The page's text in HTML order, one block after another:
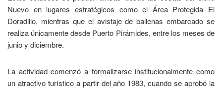
Nuevo en lugares estratégicos como el Área Protegida El
Doradillo, mientras que el avistaje de ballenas embarcado se
realiza únicamente desde Puerto Pirámides, entre los meses de
junio y diciembre.
La actividad comenzó a formalizarse institucionalmente como
un atractivo turístico a partir del año 1983, cuando se aprobó la